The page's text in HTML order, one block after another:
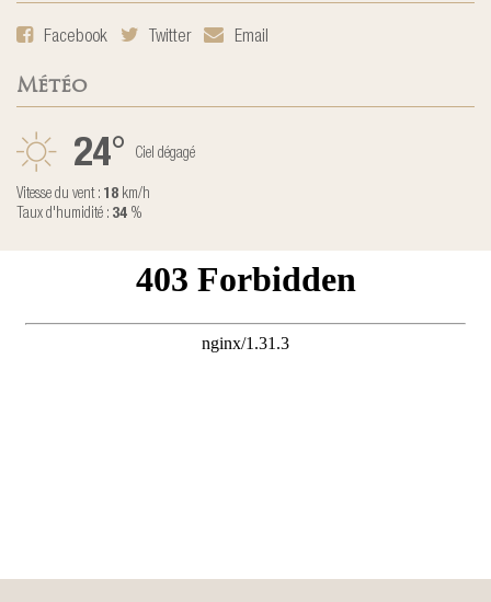
Facebook Twitter Email
Météo
24° Ciel dégagé
Vitesse du vent : 18 km/h
Taux d'humidité : 34 %